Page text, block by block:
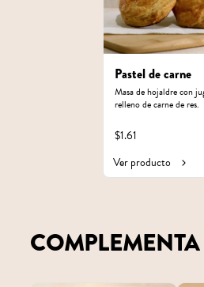
Pastel de carne
Masa de hojaldre con
relleno de carne de res.
$1.61
Ver producto